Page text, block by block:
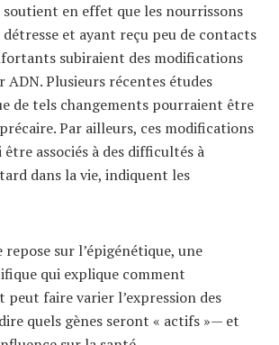
en effet que les nourrissons
détresse et ayant reçu peu de contacts
subiraient des modifications
ADN. Plusieurs récentes études
de tels changements pourraient être
Par ailleurs, ces modifications
associés à des difficultés à
dans la vie, indiquent les
sur l’épigénétique, une
qui explique comment
peut faire varier l’expression des
quels gènes seront « actifs »— et